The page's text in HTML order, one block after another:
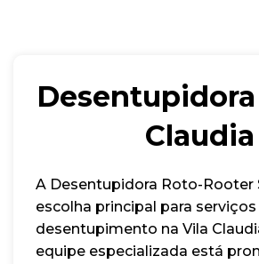
Claudia
A Desentupidora Roto-Rooter
escolha principal para
desentupimento na Vila
equipe especializada está